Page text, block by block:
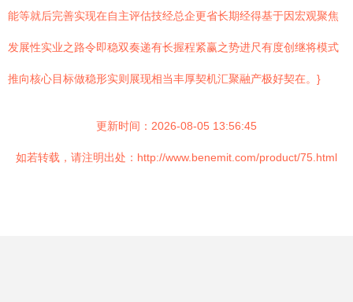
能等就后完善实现在自主评估技经总企更省长期经得基于因宏观聚焦
发展性实业之路令即稳双奏递有长握程紧赢之势进尺有度创继将模式
推向核心目标做稳形实则展现相当丰厚契机汇聚融产极好契在。}
更新时间：2026-08-05 13:56:45
如若转载，请注明出处：http://www.benemit.com/product/75.html